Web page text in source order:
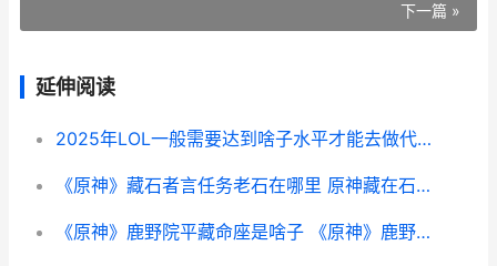
下一篇 »
延伸阅读
2025年LOL一般需要达到啥子水平才能去做代练 英雄联盟还有几年
《原神》藏石者言任务老石在哪里 原神藏在石头里的箱子
《原神》鹿野院平藏命座是啥子 《原神》鹿野院平藏是什么星座的人